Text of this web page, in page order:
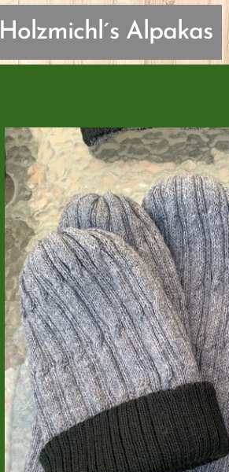
Holzmichl´s Alpakas